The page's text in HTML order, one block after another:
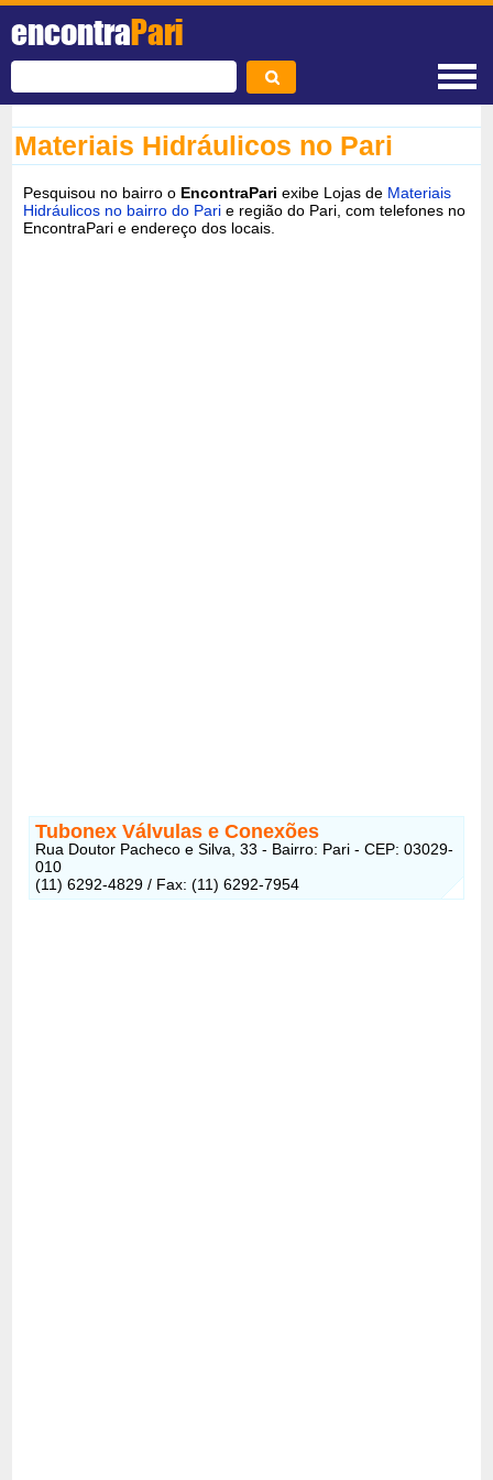
encontraPari
Materiais Hidráulicos no Pari
Pesquisou no bairro o EncontraPari exibe Lojas de Materiais
Hidráulicos no bairro do Pari e região do Pari, com telefones no
EncontraPari e endereço dos locais.
Tubonex Válvulas e Conexões
Rua Doutor Pacheco e Silva, 33 - Bairro: Pari - CEP: 03029-
010
(11) 6292-4829 / Fax: (11) 6292-7954